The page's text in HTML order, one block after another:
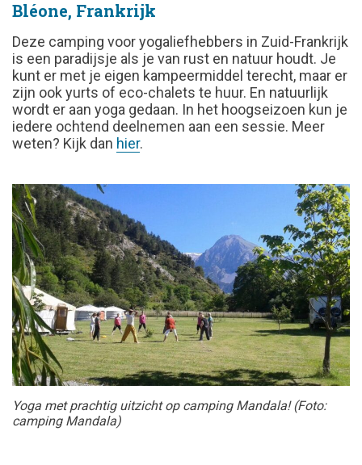
Bléone, Frankrijk
Deze camping voor yogaliefhebbers in Zuid-Frankrijk
is een paradijsje als je van rust en natuur houdt. Je
kunt er met je eigen kampeermiddel terecht, maar er
zijn ook yurts of eco-chalets te huur. En natuurlijk
wordt er aan yoga gedaan. In het hoogseizoen kun je
iedere ochtend deelnemen aan een sessie. Meer
weten? Kijk dan hier.
Yoga met prachtig uitzicht op camping Mandala! (Foto:
camping Mandala)